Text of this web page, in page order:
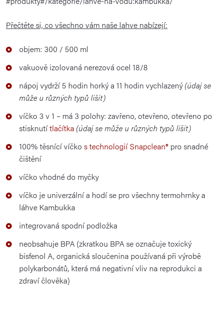
Přečtěte si, co všechno vám naše lahve nabízejí:
objem: 300 / 500 ml
vakuově izolovaná nerezová ocel 18/8
nápoj vydrží 5 hodin horký a 11 hodin vychlazený(údaj se
může u různých typů lišit)
víčko 3 v 1 – má 3 polohy: zavřeno, otevřeno, otevřeno po
stisknutítlačítka (údaj se může u různých typů lišit)
100% těsnící víčko s technologií Snapclean® pro snadné
čištění
víčko vhodné do myčky
víčko je univerzální a hodí se pro všechny termohrnky a
láhve Kambukka
integrovaná spodní podložka
neobsahuje BPA (zkratkou BPA se označuje toxický
bisfenol A, organická sloučenina používaná při výrobě
polykarbonátů, která má negativní vliv na reprodukci a
zdraví člověka)